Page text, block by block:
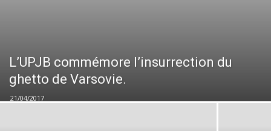
L’UPJB commémore l’insurrection du
ghetto de Varsovie.
21/04/2017